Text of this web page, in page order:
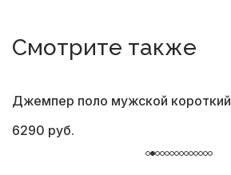
Смотрите также
Джемпер поло мужской короткий
6290 руб.